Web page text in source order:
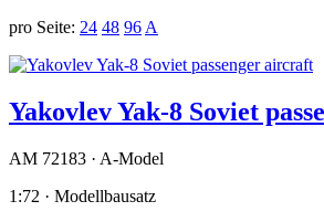
pro Seite: 24 48 96 A
Yakovlev Yak-8 Soviet
AM 72183 · A-Model
1:72 · Modellbausatz